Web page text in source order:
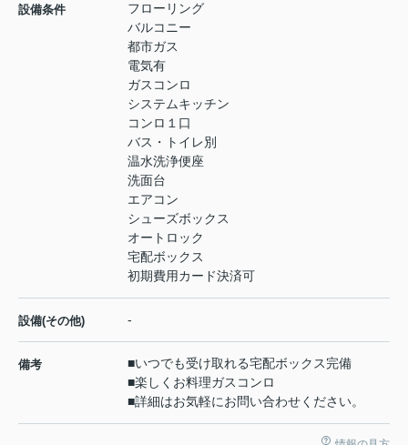
設備条件
フローリング
バルコニー
都市ガス
電気有
ガスコンロ
システムキッチン
コンロ１口
バス・トイレ別
温水洗浄便座
洗面台
エアコン
シューズボックス
オートロック
宅配ボックス
初期費用カード決済可
設備(その他) -
備考
■いつでも受け取れる宅配ボックス完備
■楽しくお料理ガスコンロ
■詳細はお気軽にお問い合わせください。